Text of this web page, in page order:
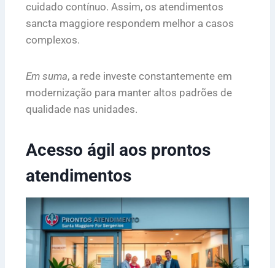
cuidado contínuo. Assim, os atendimentos
sancta maggiore respondem melhor a casos
complexos.
Em suma, a rede investe constantemente em
modernização para manter altos padrões de
qualidade nas unidades.
Acesso ágil aos prontos
atendimentos